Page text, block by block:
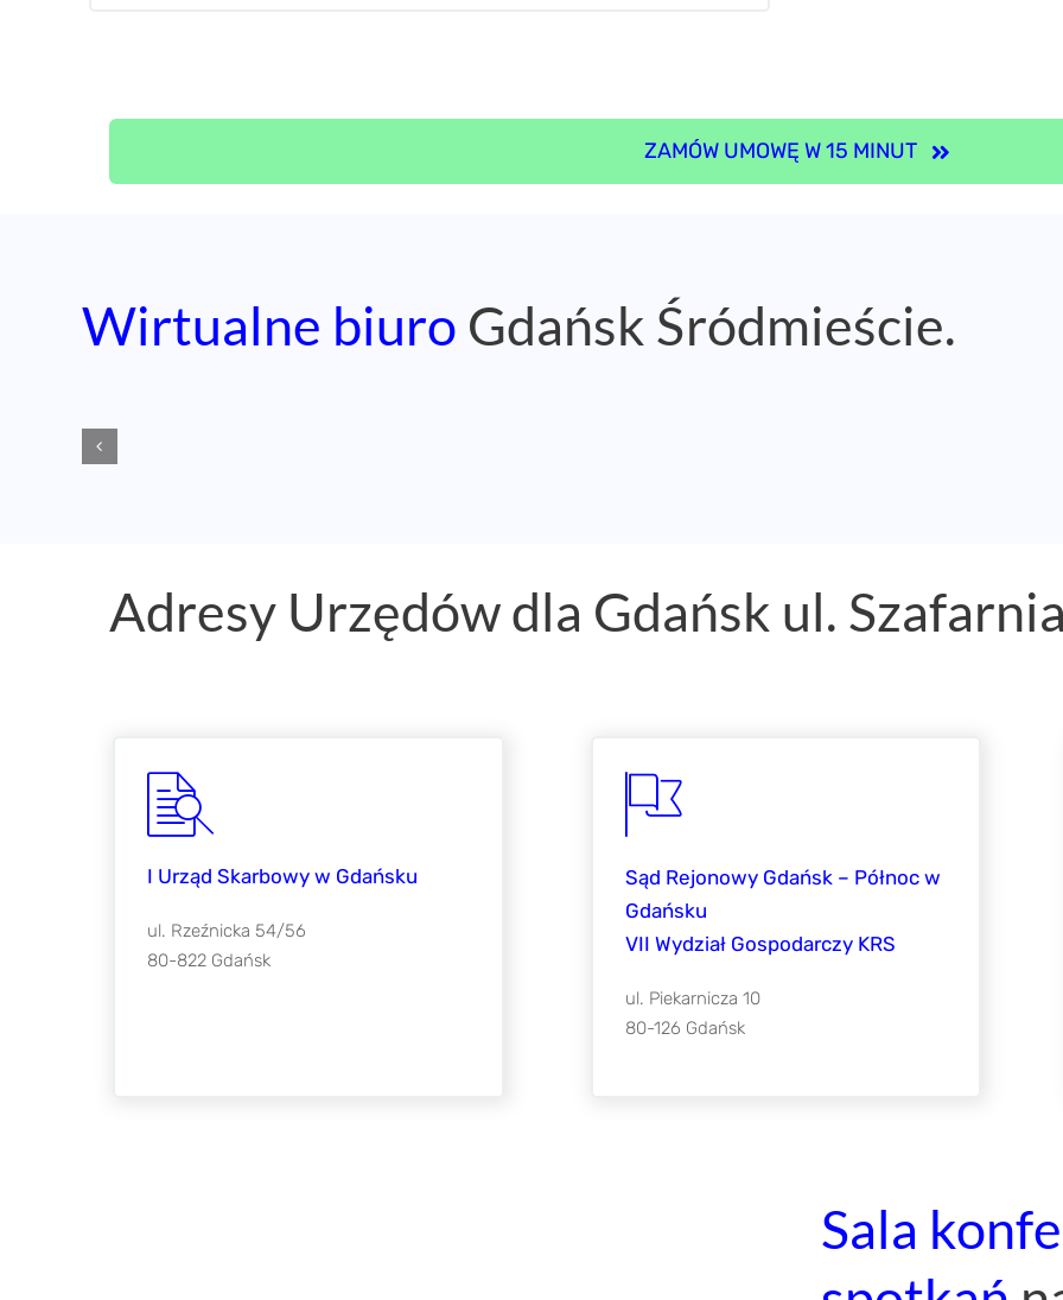
ZAMÓW UMOWĘ W 15 MINUT
Wirtualne biuro Gdańsk Śródmieście.
Adresy Urzędów dla Gdańsk ul.